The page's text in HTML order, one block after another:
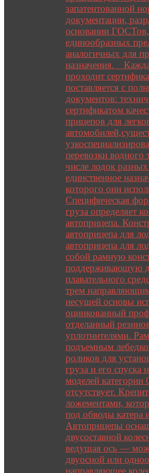
запатентованной
документации,
основании
единообразных
аналогичных для
назначения.
проходит
поставляется с
документов:
сертификатом
прицепов для
перевозки водного
числе лодок
единственное
которого они
Специфическая
груза определяет
автоприцепа.
автоприцепа для
автоприцепа для
собой рамную
поддерживающую
плавательного
трем
несущей основы
оцинкованный
отделанный
уплотнителями.
подъемным
роликов для
груза и его спуска
моделей категории
отсутствует.
ложементами,
под обводы катера
Автоприцепы
двусоставной
ведущая ось —
двуосной или
направляющее